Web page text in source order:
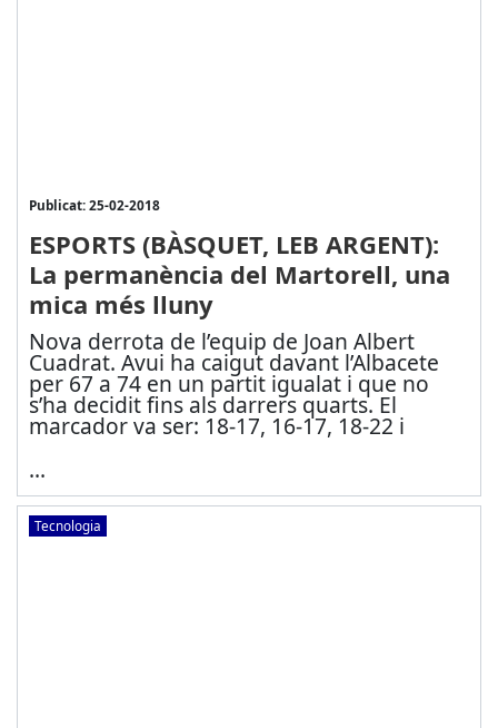
Publicat: 25-02-2018
ESPORTS (BÀSQUET, LEB ARGENT):
La permanència del Martorell, una
mica més lluny
Nova derrota de l’equip de Joan Albert
Cuadrat. Avui ha caigut davant l’Albacete
per 67 a 74 en un partit igualat i que no
s’ha decidit fins als darrers quarts. El
marcador va ser: 18-17, 16-17, 18-22 i
...
Tecnologia